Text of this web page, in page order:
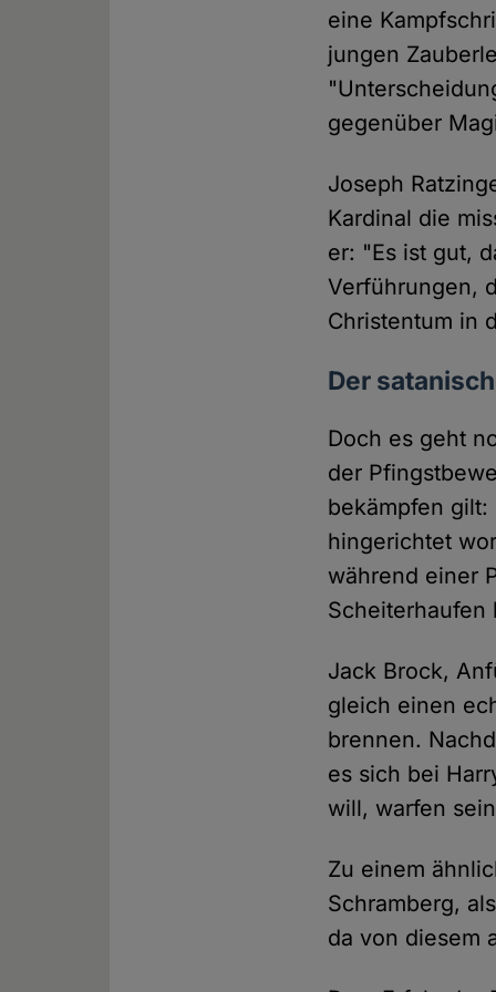
eine
jungen
gegenüber
Joseph
Kardinal die
er: "Es ist gut,
Verführungen,
Christentum in
Der
Doch es geht
der
bekämpfen gilt:
hingerichtet
während einer
Scheiterhaufen
Jack Brock,
gleich einen
brennen.
es sich bei
will, warfen
Zu einem
Schramberg,
da von diesem